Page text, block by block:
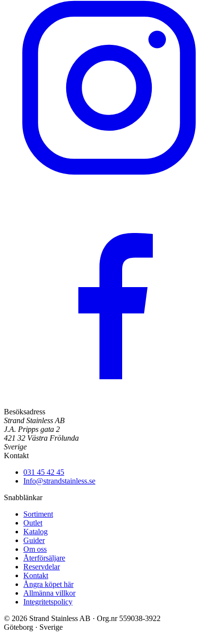
Besöksadress
Strand Stainless AB
J.A. Pripps gata 2
421 32 Västra Frölunda
Sverige
Kontakt
031 45 42 45
Info@strandstainless.se
Snabblänkar
Sortiment
Outlet
Katalog
Guider
Om oss
Återförsäljare
Reservdelar
Kontakt
Ångra köpet här
Allmänna villkor
Integritetspolicy
© 2026 Strand Stainless AB · Org.nr 559038-3922
Göteborg · Sverige